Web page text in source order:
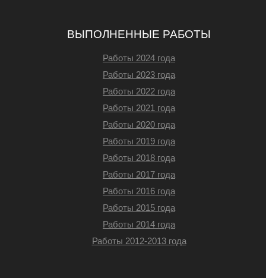
ВЫПОЛНЕННЫЕ РАБОТЫ
Работы 2024 года
Работы 2023 года
Работы 2022 года
Работы 2021 года
Работы 2020 года
Работы 2019 года
Работы 2018 года
Работы 2017 года
Работы 2016 года
Работы 2015 года
Работы 2014 года
Работы 2012-2013 года